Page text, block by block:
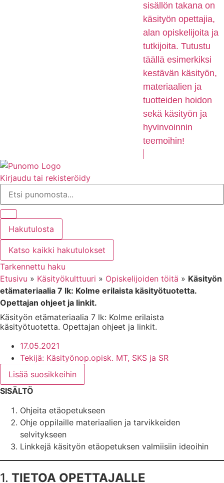
sisällön takana on
käsityön opettajia,
alan opiskelijoita ja
tutkijoita. Tutustu
täällä esimerkiksi
kestävän käsityön,
materiaalien ja
tuotteiden hoidon
sekä käsityön ja
hyvinvoinnin
teemoihin!
Kirjaudu tai rekisteröidy
Search
Hakutulosta
Katso kaikki hakutulokset
Tarkennettu haku
Etusivu » Käsityökulttuuri » Opiskelijoiden töitä » Käsityön
etämateriaalia 7 lk: Kolme erilaista käsityötuotetta.
Opettajan ohjeet ja linkit.
Käsityön etämateriaalia 7 lk: Kolme erilaista
käsityötuotetta. Opettajan ohjeet ja linkit.
17.05.2021
Tekijä: Käsityönop.opisk. MT, SKS ja SR
Lisää suosikkeihin
SISÄLTÖ
Ohjeita etäopetukseen
Ohje oppilaille materiaalien ja tarvikkeiden
selvitykseen
Linkkejä käsityön etäopetuksen valmiisiin ideoihin
1. TIETOA OPETTAJALLE